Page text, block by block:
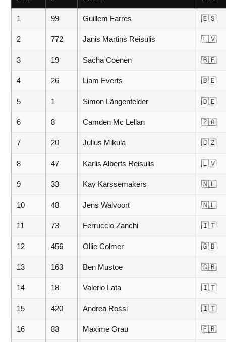
1 99 Guillem Farres 🇪🇸
2 772 Janis Martins Reisulis 🇱🇻
3 19 Sacha Coenen 🇧🇪
4 26 Liam Everts 🇧🇪
5 1 Simon Längenfelder 🇩🇪
6 8 Camden Mc Lellan 🇿🇦
7 20 Julius Mikula 🇨🇿
8 47 Karlis Alberts Reisulis 🇱🇻
9 33 Kay Karssemakers 🇳🇱
10 48 Jens Walvoort 🇳🇱
11 73 Ferruccio Zanchi 🇮🇹
12 456 Ollie Colmer 🇬🇧
13 163 Ben Mustoe 🇬🇧
14 18 Valerio Lata 🇮🇹
15 420 Andrea Rossi 🇮🇹
16 83 Maxime Grau 🇫🇷